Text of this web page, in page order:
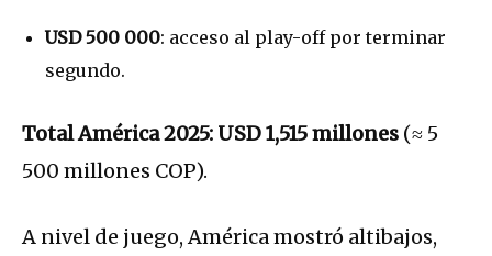
USD 500 000: acceso al play-off por terminar
segundo.
Total América 2025: USD 1,515 millones (≈ 5
500 millones COP).
A nivel de juego, América mostró altibajos,